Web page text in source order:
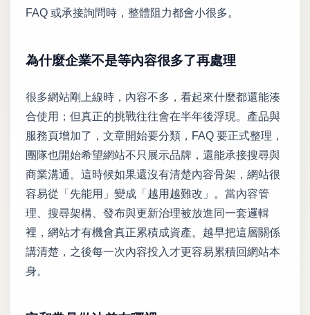
FAQ 或承接詢問時，整體阻力都會小很多。
為什麼企業不是等內容很多了再處理
很多網站剛上線時，內容不多，看起來什麼都還能湊
合使用；但真正的挑戰往往會在半年後浮現。產品與
服務頁增加了，文章開始要分類，FAQ 要正式整理，
團隊也開始希望網站不只展示品牌，還能承接搜尋與
商業溝通。這時候如果還沒有清楚內容骨架，網站很
容易從「先能用」變成「越用越難改」。當內容管
理、搜尋架構、發布與更新治理被放進同一套邏輯
裡，網站才有機會真正累積成資產。越早把這層關係
講清楚，之後每一次內容投入才更容易累積回網站本
身。